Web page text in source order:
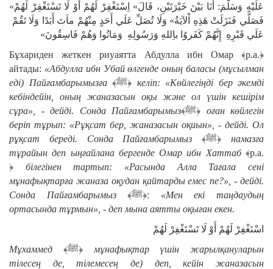
عَلَيْهِ وَسَلَّمَ: أَنَا بَيْنَ خَيْرَتَيْنِ، قَالَ» اِسْتَغْفِرْ لَهُمْ أَوْ لَا تَسْتَغْفِرْ لَهُمْ»
فَصَلَّي فَنَزَلَتْ هَذِهِ اْلآيَةُ» وَلَا تُصَلِّ عَلَي أَحَدٍ مِنْهُمْ ماَتَ أَبَدًا وَلَا تَقُمْ
عَلَي قَبْرِهِ إِنَّهُمْ كَفَروُا باِللهِ وَرَسُولِهِ وَمَاتُوا وَهُمْ فَاسِقُونَ»
Бұхариден жеткен риуаятта Абдулла ибн Омар ﴾р.а.﴿
айтады: «Абдулла ибн Убай өлгенде оның баласы (мұсылман
еді) Пайғамбарымызға
﴾ﷺ﴿ келіп: «Көйлегіңді бер әкемді
кебіндейін, оның жаназасын оқы және ол үшін кешірім
сұра», - дейді. Сонда Пайғамбарымыз
﴾ﷺ﴿ оған көйлегін
беріп тұрып: «Рұқсат бер, жаназасын оқиын», - дейді. Ол
рұқсат береді. Сонда Пайғамбарымыз
﴾ﷺ﴿намазға
тұрайын деп ыңғайлана бергенде Омар ибн Хаттаб ﴾р.а.
﴿ білегінен тартып: «Расында Алла Тағала сені
мұнафықтарға жаназа оқудан қайтарды емес пе?», - дейді.
Сонда Пайғамбарымыз
﴾ﷺ﴿: «Мен екі таңдаудың
ортасында тұрмын», - деп мына аятты оқыған екен.
اسْتَغْفِرْ لَهُمْ أَوْ لَا تَسْتَغْفِرْ لَهُمْ
Мұхаммед
﴾ﷺ﴿ мұнафықтар үшін жарылқануларын
тілесең де, тілемесең де) деп, кейін жаназасын